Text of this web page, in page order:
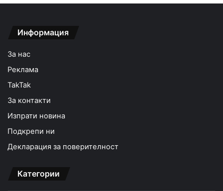
Информация
За нас
Реклама
TakTak
За контакти
Изпрати новина
Подкрепи ни
Декларация за поверителност
Категории